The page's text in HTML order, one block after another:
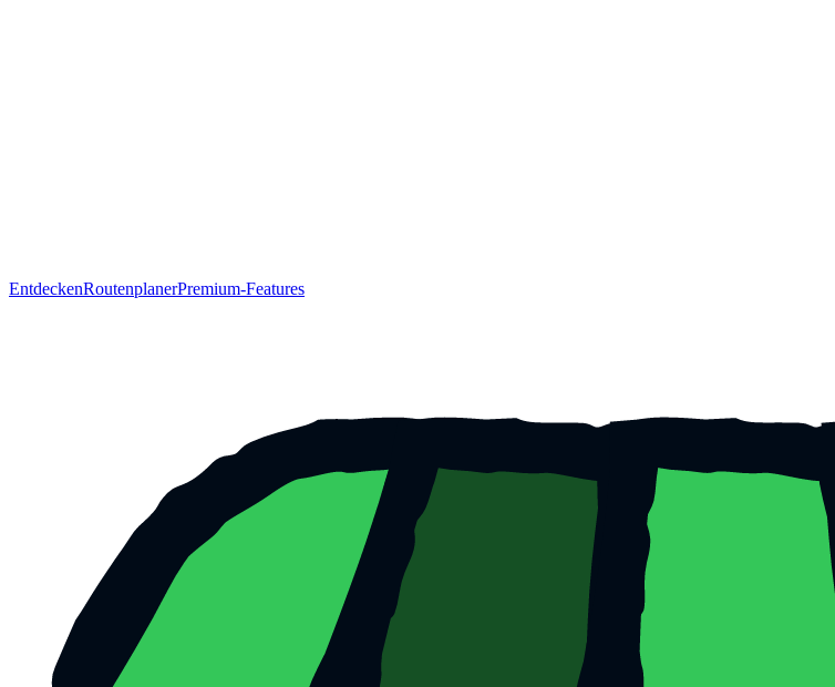
EntdeckenRoutenplanerPremium-Features